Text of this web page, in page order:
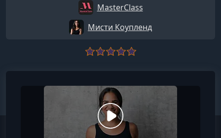
MasterClass
Мисти Коупленд